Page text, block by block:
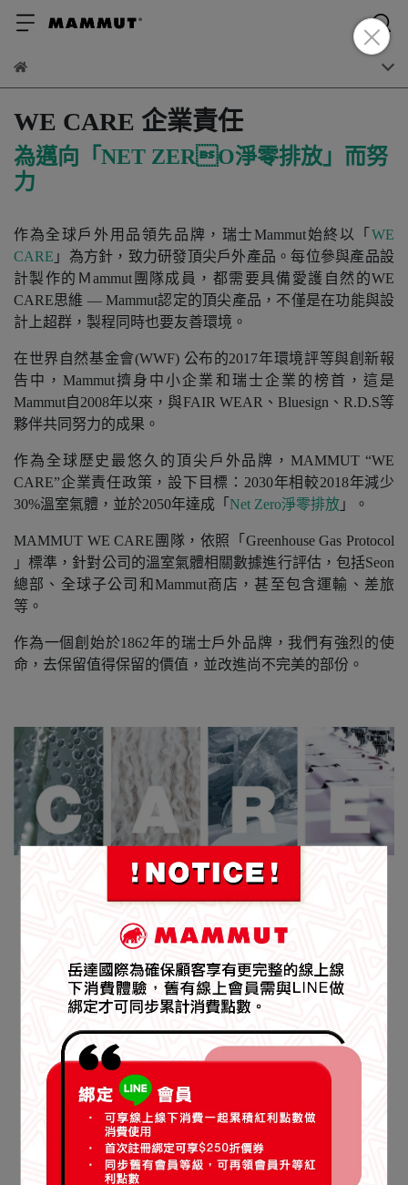
WE CARE 企業責任
為邁向「NET ZERO淨零排放」而努
力
作為全球戶外用品領先品牌，瑞士Mammut始終以「 WE
CARE 」為方針，致力研發頂尖戶外產品。每位參與產品設
計製作的Ｍammut團隊成員，都需要具備愛護自然的WE
CARE思維 — Mammut認定的頂尖產品，不僅是在功能與設
計上超群，製程同時也要友善環境。
在世界自然基金會(WWF) 公布的2017年環境評等與創新報
告中，Mammut擠身中小企業和瑞士企業的榜首，這是
Mammut自2008年以來，與FAIR WEAR、Bluesign、R.D.S等
夥伴共同努力的成果。
作為全球歷史最悠久的頂尖戶外品牌，MAMMUT “WE
CARE”企業責任政策，設下目標：2030年相較2018年減少
30%溫室氣體，並於2050年達成「 Net Zero淨零排放 」。
MAMMUT WE CARE團隊，依照「Greenhouse Gas Protocol
」標準，針對公司的溫室氣體相關數據進行評估，包括Seon
總部、全球子公司和Mammut商店，甚至包含運輸、差旅
等。
作為一個創始於1862年的瑞士戶外品牌，我們有強烈的使
命，去保留值得保留的價值，並改進尚不完美的部份。